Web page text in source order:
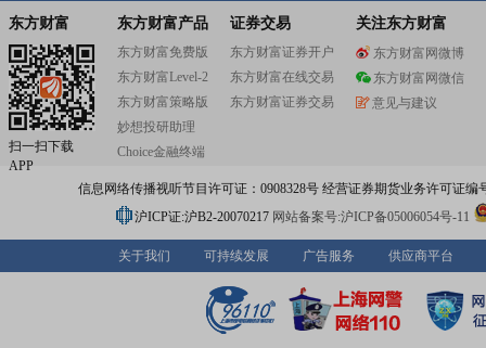
东方财富
扫一扫下载
APP
东方财富产品
东方财富免费版
东方财富Level-2
东方财富策略版
妙想投研助理
Choice金融终端
证券交易
东方财富证券开户
东方财富在线交易
东方财富证券交易
关注东方财富
东方财富网微博
东方财富网微信
意见与建议
信息网络传播视听节目许可证：0908328号 经营证券期货业务许可证编
沪ICP证:沪B2-20070217 网站备案号:沪ICP备05006054号-11
关于我们 可持续发展 广告服务 供应商平台